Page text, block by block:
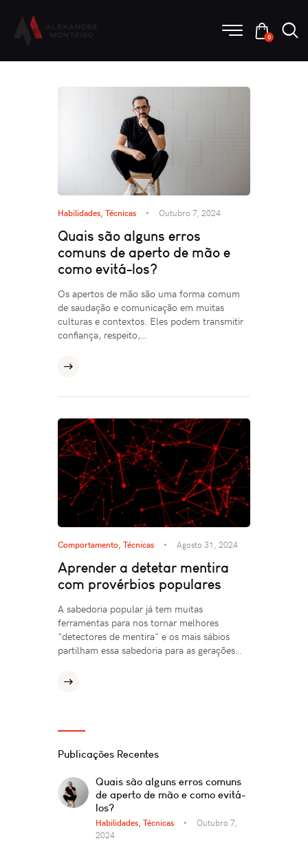
0
Habilidades, Técnicas Outubro 7, 2024
Quais são alguns erros
comuns de aperto de mão e
como evitá-los?
Os apertos de mão são uma forma comum
de saudação e comunicação em muitas
culturas e contextos. Eles podem transmitir
confiança, respeito,…
Comportamento, Técnicas Agosto 31, 2024
Aprender a detetar mentira
com provérbios populares
A sabedoria popular já tem muitas
ferramentas para nos tornar melhores
"detectores de mentira" e os mais sábios
partilham essa sabedoria para as gerações…
Publicações Recentes
Quais são alguns erros comuns
de aperto de mão e como evitá-
los?
Habilidades, Técnicas
Outubro 7,
2024